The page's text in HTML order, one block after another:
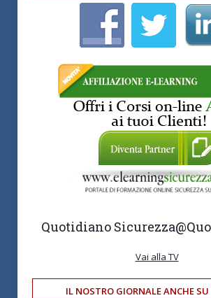
Quotidiano Sicurezza
Vai alla TV
IL NOSTRO GIORNALE ANCHE